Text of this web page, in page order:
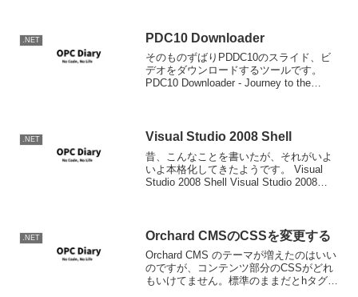
.NET PDC10 Downloader
そのものずばりPDDC10のスライド、ビ
デオをダウンロードするツールです。
PDC10 Downloader - Journey to the
.NET Visual Studio 2008 Shell
昔、こんなことを書いたが、それがいよ
いよ本格化してきたようです。 Visual
Studio 2008 Shell Visual Studio 2008
.NET Orchard CMSのCSSを変更する
Orchard CMS のテーマが増えたのはいい
のですが、コンテンツ部分のCSSがどれ
もいけてません。標準のままだとhタグと